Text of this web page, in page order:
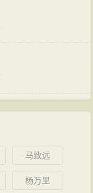
马致远
杨万里